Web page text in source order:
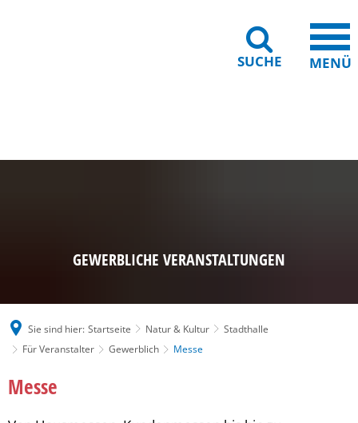
SUCHE MENÜ
GEWERBLICHE VERANSTALTUNGEN
Sie sind hier: Startseite Natur & Kultur
Stadthalle
Für Veranstalter
Gewerblich Messe
Messe